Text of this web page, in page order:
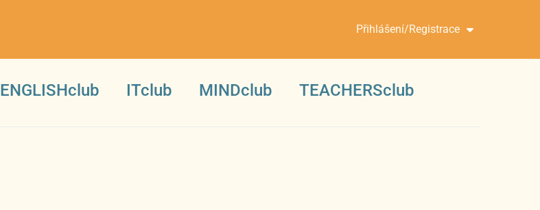
Přihlášení/Registrace
ENGLISHclub ITclub MINDclub TEACHERSclub